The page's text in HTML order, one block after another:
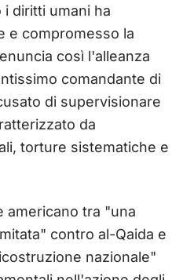
diritti umani ha
e compromesso la
così l'alleanza
comandante di
di supervisionare
da
torture sistematiche e
americano tra "una
contro al-Qaida e
nazionale"